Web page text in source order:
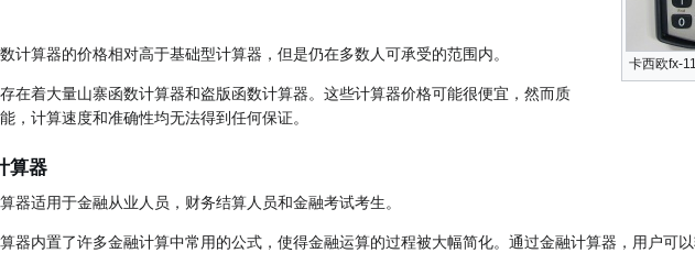
卡西欧fx-
计算器的价格相对高于基础型计算器，但是仍在多数人可承受的范围内。
在着大量山寨函数计算器和盗版函数计算器。这些计算器价格可能很便宜，然而质
，计算速度和准确性均无法得到任何保证。
算器
器适用于金融从业人员，财务结算人员和金融考试考生。
器内置了许多金融计算中常用的公式，使得金融运算的过程被大幅简化。通过金融计算器，用户可